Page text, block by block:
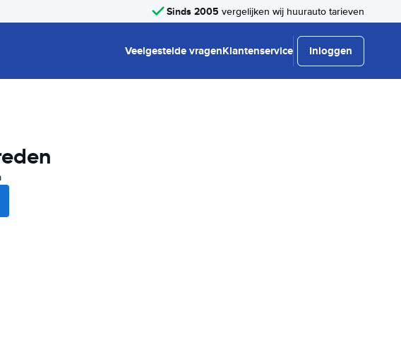
Sinds 2005 vergelijken wij huurauto tarieven
Veelgestelde vragenKlantenservice Inloggen